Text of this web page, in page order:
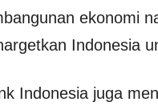
ekonomi
Indonesia
Indonesia juga